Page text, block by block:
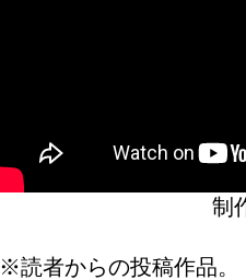
制
※読者からの投稿作品